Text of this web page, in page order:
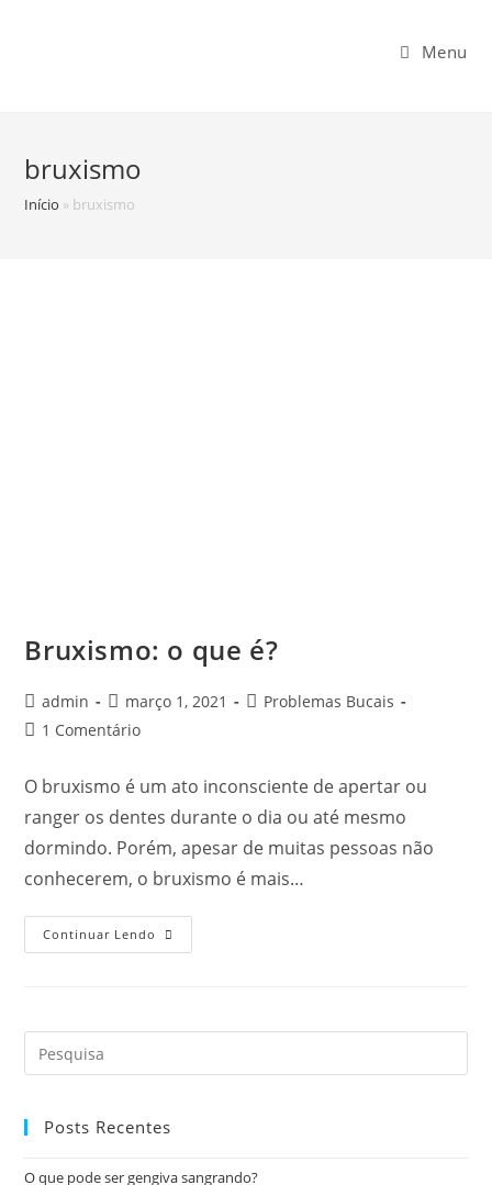
Menu
bruxismo
Início » bruxismo
Bruxismo: o que é?
admin março 1, 2021
Problemas Bucais
1 Comentário
O bruxismo é um ato inconsciente de apertar ou
ranger os dentes durante o dia ou até mesmo
dormindo. Porém, apesar de muitas pessoas não
conhecerem, o bruxismo é mais…
Continuar Lendo
Posts Recentes
O que pode ser gengiva sangrando?